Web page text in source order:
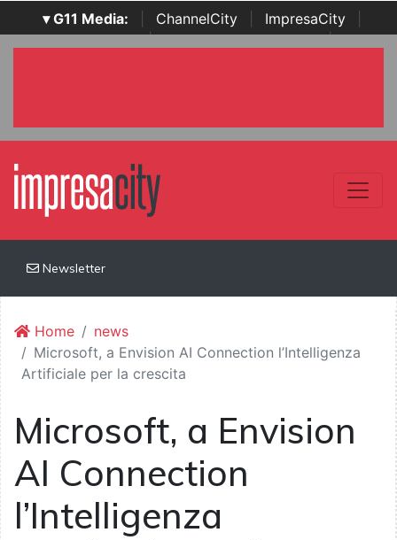
▾ G11 Media: ChannelCity ImpresaCity
SecurityOpenLab | Italian Channel Awards | Italian
Newsletter
Home
news
Microsoft, a Envision AI Connection l’Intelligenza
Artificiale per la crescita
Microsoft, a Envision
AI Connection
l’Intelligenza